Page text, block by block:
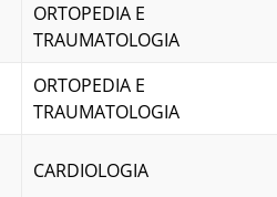
ORTOPEDIA E
TRAUMATOLOGIA
ORTOPEDIA E
TRAUMATOLOGIA
CARDIOLOGIA